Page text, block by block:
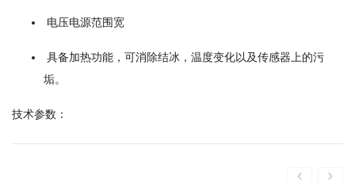
电压电源范围宽
具备加热功能，可消除结冰，温度变化以及传感器上的污
垢。
技术参数：